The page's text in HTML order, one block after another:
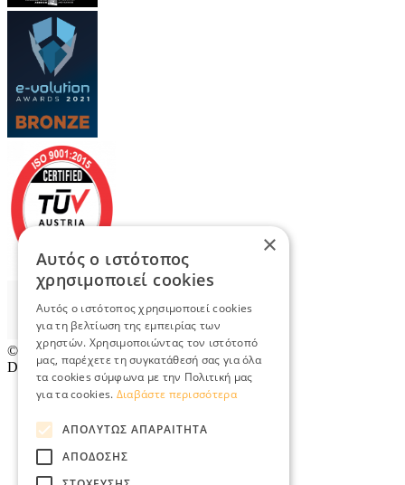
© 2026TradeRetail.gr- All rights reserved
Designed & developed byNETMECHANICS
×
Αυτός ο ιστότοπος
χρησιμοποιεί cookies
Αυτός ο ιστότοπος χρησιμοποιεί cookies
για τη βελτίωση της εμπειρίας των
χρηστών. Χρησιμοποιώντας τον ιστότοπό
μας, παρέχετε τη συγκατάθεσή σας για όλα
τα cookies σύμφωνα με την Πολιτική μας
για τα cookies. Διαβάστε περισσότερα
ΑΠΟΛΎΤΩΣ ΑΠΑΡΑΊΤΗΤΑ
ΑΠΌΔΟΣΗΣ